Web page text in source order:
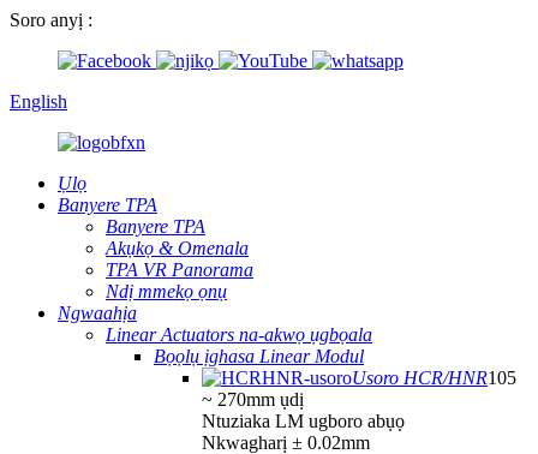
Soro anyị :
English
Ụlọ
Banyere TPA
Banyere TPA
Akụkọ & Omenala
TPA VR Panorama
Ndị mmekọ ọnụ
Ngwaahịa
Linear Actuators na-akwọ ụgbọala
Bọọlụ ịghasa Linear Modul
Usoro HCR/HNR105
~ 270mm ụdị
Ntuziaka LM ugboro abụọ
Nkwagharị ± 0.02mm